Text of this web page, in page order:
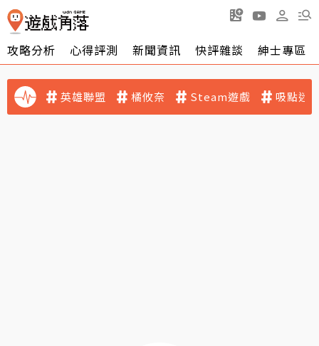
攻略分析 心得評測 新聞資訊 快評雜談 紳士專區
英雄聯盟 橘攸奈 Steam遊戲 吸點迷